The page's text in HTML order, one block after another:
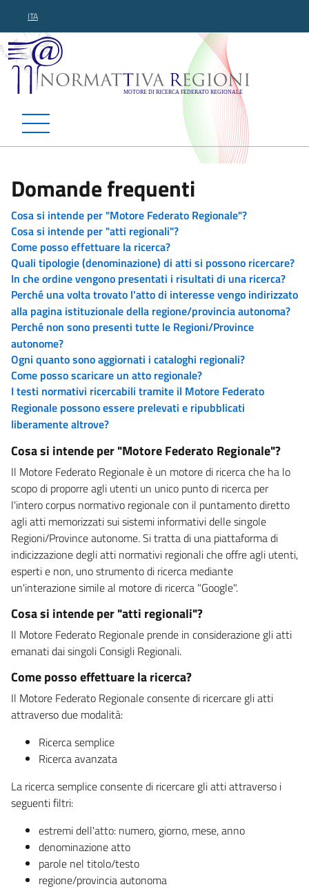
ITA
Normattiva Regioni -
Domande frequenti
Cosa si intende per "Motore Federato Regionale"?
Cosa si intende per "atti regionali"?
Come posso effettuare la ricerca?
Quali tipologie (denominazione) di atti si possono ricercare?
In che ordine vengono presentati i risultati di una ricerca?
Perché una volta trovato l'atto di interesse vengo indirizzato
alla pagina istituzionale della regione/provincia autonoma?
Perché non sono presenti tutte le Regioni/Province
autonome?
Ogni quanto sono aggiornati i cataloghi regionali?
Come posso scaricare un atto regionale?
I testi normativi ricercabili tramite il Motore Federato
Regionale possono essere prelevati e ripubblicati
liberamente altrove?
Cosa si intende per "Motore Federato Regionale"?
Il Motore Federato Regionale è un motore di ricerca che ha lo
scopo di proporre agli utenti un unico punto di ricerca per
l'intero corpus normativo regionale con il puntamento diretto
agli atti memorizzati sui sistemi informativi delle singole
Regioni/Province autonome. Si tratta di una piattaforma di
indicizzazione degli atti normativi regionali che offre agli utenti,
esperti e non, uno strumento di ricerca mediante
un'interazione simile al motore di ricerca "Google".
Cosa si intende per "atti regionali"?
Il Motore Federato Regionale prende in considerazione gli atti
emanati dai singoli Consigli Regionali.
Come posso effettuare la ricerca?
Il Motore Federato Regionale consente di ricercare gli atti
attraverso due modalità:
Ricerca semplice
Ricerca avanzata
La ricerca semplice consente di ricercare gli atti attraverso i
seguenti filtri:
estremi dell'atto: numero, giorno, mese, anno
denominazione atto
parole nel titolo/testo
regione/provincia autonoma